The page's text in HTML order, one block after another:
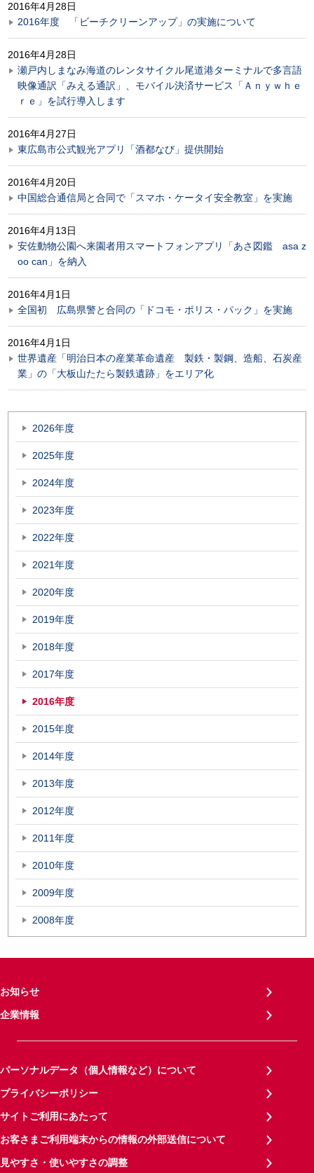
2016年4月28日
2016年度 「ビーチクリーンアップ」の実施について
2016年4月28日
瀬戸内しまなみ海道のレンタサイクル尾道港ターミナルで多言語
映像通訳「みえる通訳」、モバイル決済サービス「Ａｎｙｗｈｅ
ｒｅ」を試行導入します
2016年4月27日
東広島市公式観光アプリ「酒都なび」提供開始
2016年4月20日
中国総合通信局と合同で「スマホ・ケータイ安全教室」を実施
2016年4月13日
安佐動物公園へ来園者用スマートフォンアプリ「あさ図鑑 asa z
oo can」を納入
2016年4月1日
全国初 広島県警と合同の「ドコモ・ポリス・パック」を実施
2016年4月1日
世界遺産「明治日本の産業革命遺産 製鉄・製鋼、造船、石炭産
業」の「大板山たたら製鉄遺跡」をエリア化
2026年度
2025年度
2024年度
2023年度
2022年度
2021年度
2020年度
2019年度
2018年度
2017年度
2016年度
2015年度
2014年度
2013年度
2012年度
2011年度
2010年度
2009年度
2008年度
お知らせ
企業情報
パーソナルデータ（個人情報など）について
プライバシーポリシー
サイトご利用にあたって
お客さまご利用端末からの情報の外部送信について
見やすさ・使いやすさの調整